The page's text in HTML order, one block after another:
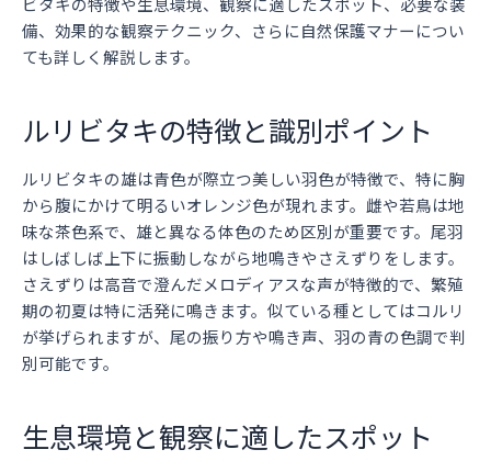
備、効果的な観察テクニック、さらに自然保護マナーについ
ても詳しく解説します。
ルリビタキの特徴と識別ポイント
ルリビタキの雄は青色が際立つ美しい羽色が特徴で、特に胸
から腹にかけて明るいオレンジ色が現れます。雌や若鳥は地
味な茶色系で、雄と異なる体色のため区別が重要です。尾羽
はしばしば上下に振動しながら地鳴きやさえずりをします。
さえずりは高音で澄んだメロディアスな声が特徴的で、繁殖
期の初夏は特に活発に鳴きます。似ている種としてはコルリ
が挙げられますが、尾の振り方や鳴き声、羽の青の色調で判
別可能です。
生息環境と観察に適したスポット